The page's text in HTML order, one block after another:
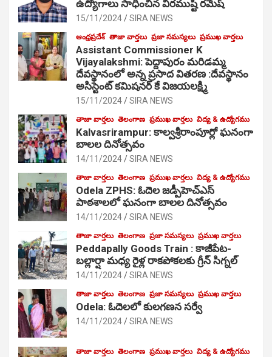
ఉద్యోగాలు సాధించిన వీరముష్టి రమేష్
15/11/2024 SIRA NEWS
ఆంధ్రప్రదేశ్ తాజా వార్తలు ప్రజా సమస్యలు ప్రముఖ వార్తలు
Assistant Commissioner K
Vijayalakshmi: పెద్దాపురం మరిడమ్మ
దేవస్థానంలో అన్న ప్రసాద వితరణ :దేవస్థానం
అసిస్టెంట్ కమిషనర్ కే విజయలక్ష్మి
15/11/2024 SIRA NEWS
తాజా వార్తలు తెలంగాణ ప్రముఖ వార్తలు విద్య & ఉద్యోగము
Kalvasrirampur: కాల్వశ్రీరాంపూర్లో ఘనంగా
బాలల దినోత్సవం
14/11/2024 SIRA NEWS
తాజా వార్తలు తెలంగాణ ప్రముఖ వార్తలు విద్య & ఉద్యోగము
Odela ZPHS: ఓదెల జ‌డ్పీహెచ్ఎస్
పాఠ‌శాల‌లో ఘనంగా బాలల దినోత్సవం
14/11/2024 SIRA NEWS
తాజా వార్తలు తెలంగాణ ప్రజా సమస్యలు ప్రముఖ వార్తలు
Peddapally Goods Train : కాజీపేట-
బల్లార్షా మధ్య రైళ్ల రాకపోకలకు గ్రీన్ సిగ్నల్
14/11/2024 SIRA NEWS
తాజా వార్తలు తెలంగాణ ప్రజా సమస్యలు ప్రముఖ వార్తలు
Odela: ఓదెలలో కులగణన సర్వే
14/11/2024 SIRA NEWS
తాజా వార్తలు తెలంగాణ ప్రముఖ వార్తలు విద్య & ఉద్యోగము